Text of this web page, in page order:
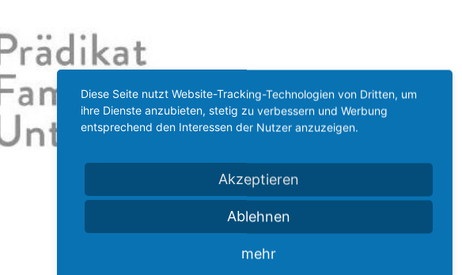
Diese Seite nutzt Website-Tracking-Technologien von Dritten, um
ihre Dienste anzubieten, stetig zu verbessern und Werbung
entsprechend den Interessen der Nutzer anzuzeigen.
Akzeptieren
Ablehnen
mehr